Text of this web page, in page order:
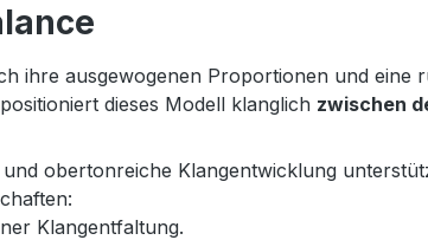
ihre ausgewogenen Proportionen und eine
dieses Modell klanglich zwischen
obertonreiche Klangentwicklung
Klangentfaltung.